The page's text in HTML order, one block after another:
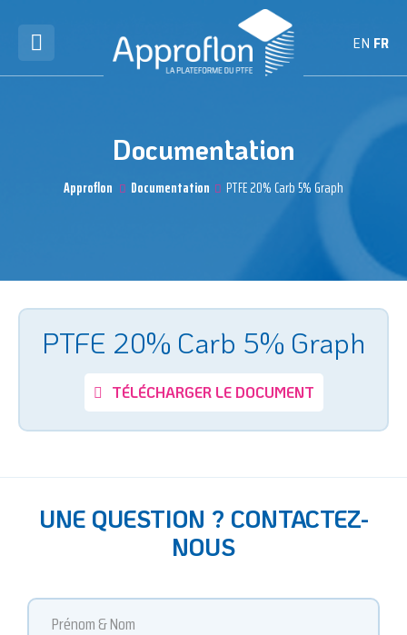
EN FR
Documentation
Approflon Documentation PTFE 20% Carb 5% Graph
PTFE 20% Carb 5% Graph
TÉLÉCHARGER LE DOCUMENT
UNE QUESTION ? CONTACTEZ-
NOUS